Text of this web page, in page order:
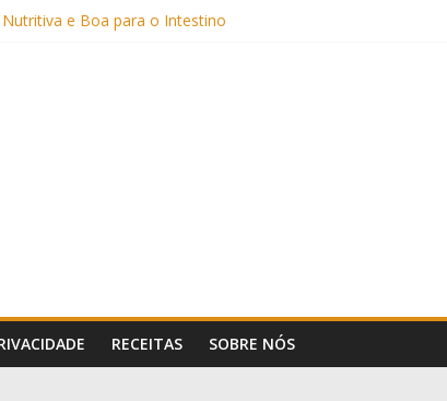
e Boa para o Intestino
(Sem Forno, Fácil e Fofinho)
Receita Prática e Deliciosa
RECEITAS SOBRE NÓS